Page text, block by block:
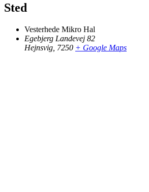
Sted
Vesterhede Mikro Hal
Egebjerg Landevej 82
Hejnsvig 7250 + Google Maps